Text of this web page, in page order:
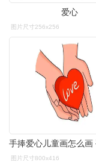
爱心
图片尺寸256x256
图片尺寸800x416